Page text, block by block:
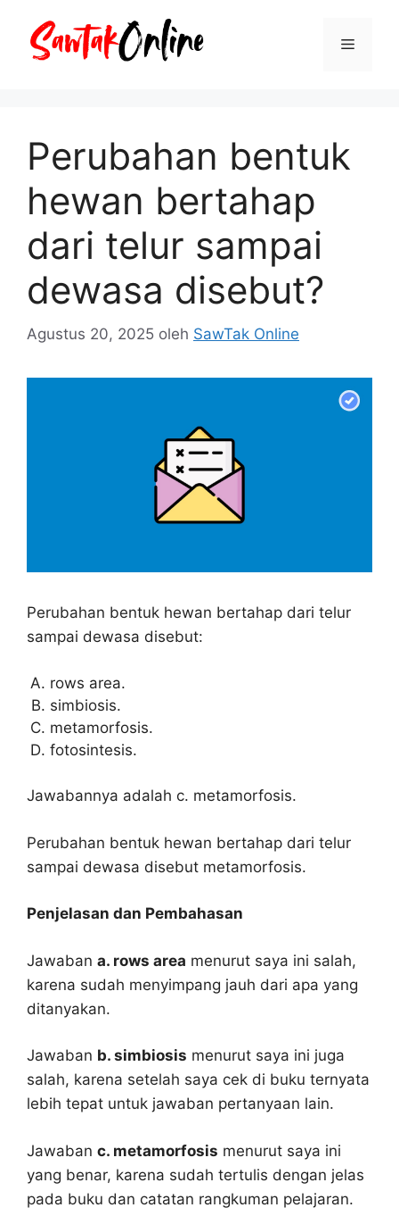
Menu
Perubahan bentuk
hewan bertahap
dari telur sampai
dewasa disebut?
Agustus 20, 2025 oleh SawTak Online
Perubahan bentuk hewan bertahap dari telur
sampai dewasa disebut:
rows area.
simbiosis.
metamorfosis.
fotosintesis.
Jawabannya adalah c. metamorfosis.
Perubahan bentuk hewan bertahap dari telur
sampai dewasa disebut metamorfosis.
Penjelasan dan Pembahasan
Jawaban a. rows area menurut saya ini salah,
karena sudah menyimpang jauh dari apa yang
ditanyakan.
Jawaban b. simbiosis menurut saya ini juga
salah, karena setelah saya cek di buku ternyata
lebih tepat untuk jawaban pertanyaan lain.
Jawaban c. metamorfosis menurut saya ini
yang benar, karena sudah tertulis dengan jelas
pada buku dan catatan rangkuman pelajaran.